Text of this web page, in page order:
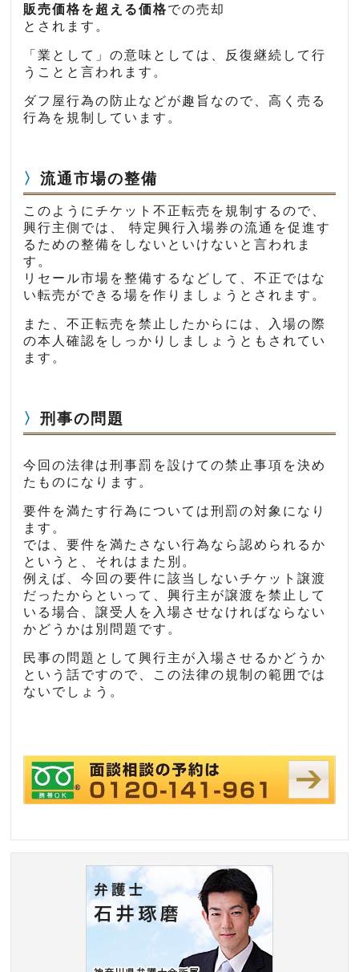
販売価格を超える価格での売却
とされます。
「業として」の意味としては、反復継続して行
うことと言われます。
ダフ屋行為の防止などが趣旨なので、高く売る
行為を規制しています。
流通市場の整備
このようにチケット不正転売を規制するので、
興行主側では、 特定興行入場券の流通を促進す
るための整備をしないといけないと言われま
す。
リセール市場を整備するなどして、不正ではな
い転売ができる場を作りましょうとされます。
また、不正転売を禁止したからには、入場の際
の本人確認をしっかりしましょうともされてい
ます。
刑事の問題
今回の法律は刑事罰を設けての禁止事項を決め
たものになります。
要件を満たす行為については刑罰の対象になり
ます。
では、要件を満たさない行為なら認められるか
というと、それはまた別。
例えば、今回の要件に該当しないチケット譲渡
だったからといって、興行主が譲渡を禁止して
いる場合、譲受人を入場させなければならない
かどうかは別問題です。
民事の問題として興行主が入場させるかどうか
という話ですので、この法律の規制の範囲では
ないでしょう。